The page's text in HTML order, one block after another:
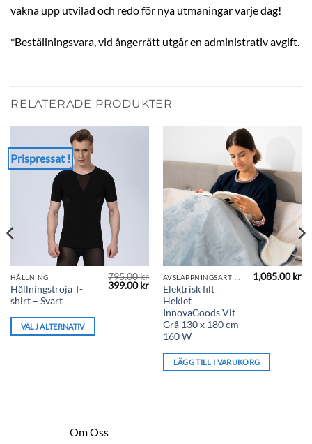
vakna upp utvilad och redo för nya utmaningar varje dag!
*Beställningsvara, vid ångerrätt utgår en administrativ avgift.
RELATERADE PRODUKTER
Prispressat !
HÅLLNING
Hållningströja T-
shirt – Svart
795.00kr
Det
399.00krDet
nuvarande
priset
399.00 kr.
VÄLJ ALTERNATIV
Den
här
produkten
har
flera
Elektrisk filt
Heklet
InnovaGoods Vit
Grå 130 x 180 cm
160 W
1,085.00kr
LÄGG TILL I VARUKORG
Om Oss